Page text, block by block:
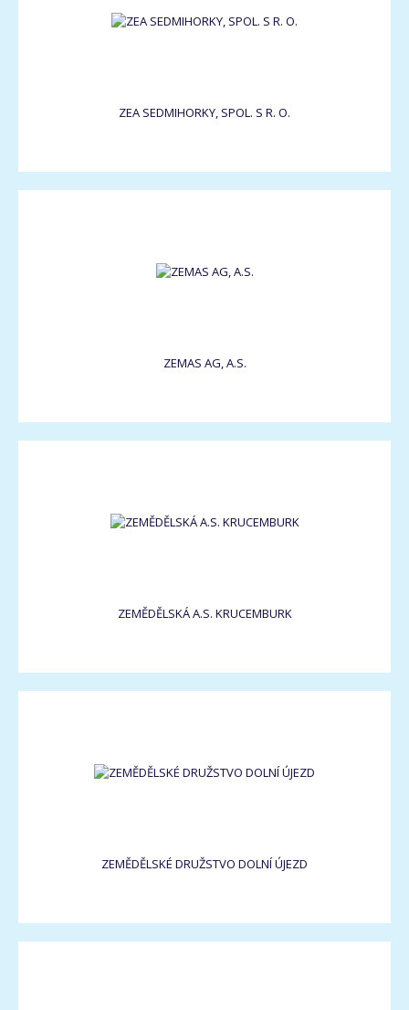
ZEA SEDMIHORKY, SPOL. S R. O.
ZEMAS AG, A.S.
ZEMĚDĚLSKÁ A.S. KRUCEMBURK
ZEMĚDĚLSKÉ DRUŽSTVO DOLNÍ ÚJEZD